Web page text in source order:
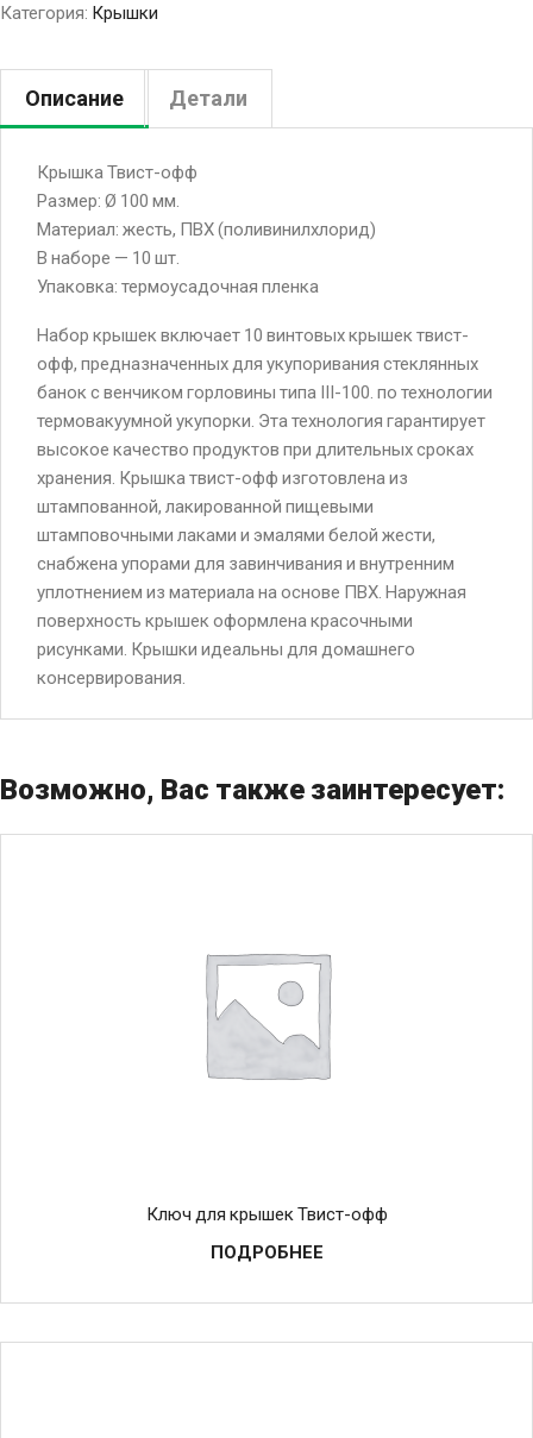
Категория: Крышки
Описание Детали
Крышка Твист-офф
Размер: Ø 100 мм.
Материал: жесть, ПВХ (поливинилхлорид)
В наборе — 10 шт.
Упаковка: термоусадочная пленка
Набор крышек включает 10 винтовых крышек твист-
офф, предназначенных для укупоривания стеклянных
банок с венчиком горловины типа III-100. по технологии
термовакуумной укупорки. Эта технология гарантирует
высокое качество продуктов при длительных сроках
хранения. Крышка твист-офф изготовлена из
штампованной, лакированной пищевыми
штамповочными лаками и эмалями белой жести,
снабжена упорами для завинчивания и внутренним
уплотнением из материала на основе ПВХ. Наружная
поверхность крышек оформлена красочными
рисунками. Крышки идеальны для домашнего
консервирования.
Возможно, Вас также заинтересует:
Ключ для крышек Твист-офф
ПОДРОБНЕЕ